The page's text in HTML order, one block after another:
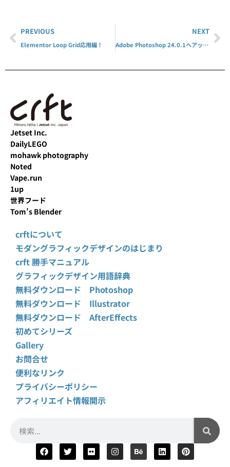
PREVIOUS
Elementor Loop Grid応用編！
NEXT
Adobe Photoshop 24.0.1へアップデート
Jetset Inc.
DailyLEGO
mohawk photography
Noted
Vape.run
1up
世界フード
Tom’s Blender
crftについて
モダングラフィックデザインのはじまり
crft 勝手マニュアル
グラフィックデザイン用語辞典
無料ダウンロード Photoshop
無料ダウンロード Illustrator
無料ダウンロード AfterEffects
初めてシリーズ
Gallery
お問合せ
便利なリンク
プライバシーポリシー
アフィリエイト情報開示